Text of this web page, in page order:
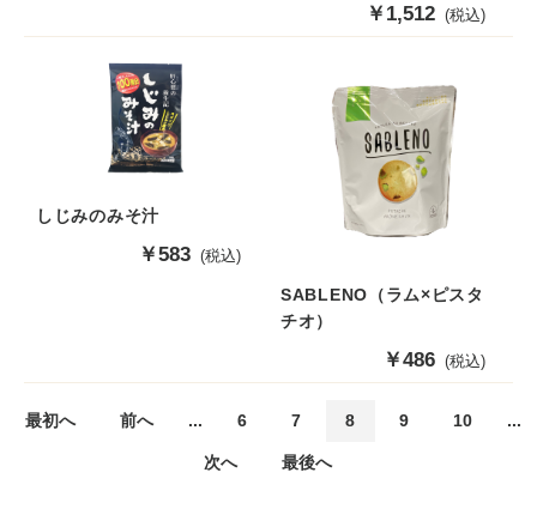
価
販
売
格
￥1,512 (税込)
しじみのみそ汁
販
￥583 (税込)
SABLENO（ラム×ピスタ
チオ）
販
売
￥486 (税込)
最初へ 前へ ... 6 7 8 9 10 ...
次へ 最後へ